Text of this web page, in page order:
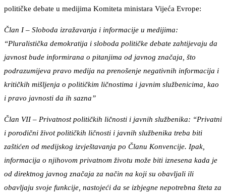
političke debate u medijima Komiteta ministara Vijeća Evrope:
Član I – Sloboda izražavanja i informacije u medijima:
“Pluralistička demokratija i sloboda političke debate zahtijevaju da
javnost bude informirana o pitanjima od javnog značaja, što
podrazumijeva pravo medija na prenošenje negativnih informacija i
kritičkih mišljenja o političkim ličnostima i javnim službenicima, kao
i pravo javnosti da ih sazna”
Član VII – Privatnost političkih ličnosti i javnih službenika: “Privatni
i porodični život političkih ličnosti i javnih službenika treba biti
zaštićen od medijskog izvještavanja po Članu Konvencije. Ipak,
informacija o njihovom privatnom životu može biti iznesena kada je
od direktnog javnog značaja za način na koji su obavljali ili
obavljaju svoje funkcije, nastojeći da se izbjegne nepotrebna šteta za